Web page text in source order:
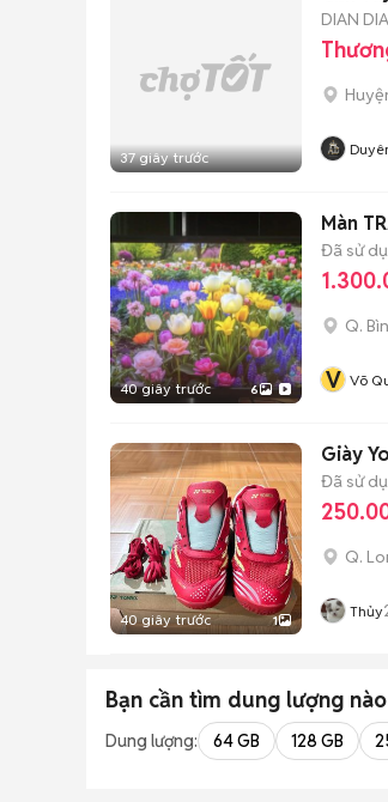
37 giây trước
DIAN
40 giây trước 6
Màn
Đã sử
Q.
V Võ
40 giây trước 1
Giày
Đã sử
Q.
Thủy
Bạn cần tìm dung lượng
Dung lượng: 64 GB 128 GB